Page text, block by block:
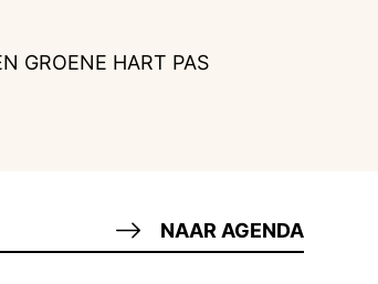
GROENE HART PAS
NAAR AGENDA